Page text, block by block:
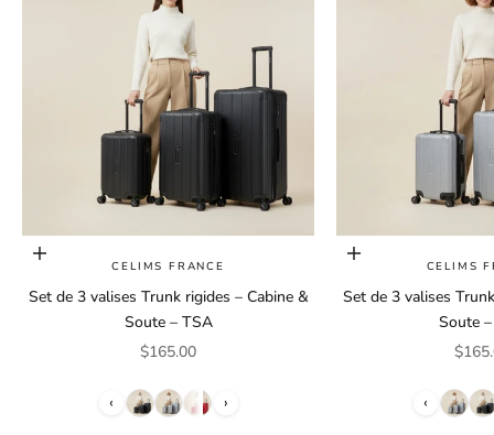
Choisir les optionsCELIMS FRANCE
Set de 3 valises Trunk rigides – Cabine &
Soute – TSA
Prix de vente
$165.00
‹ ›
Choisir les options
CELIMS
Set de 3 valises
Soute
Prix
‹